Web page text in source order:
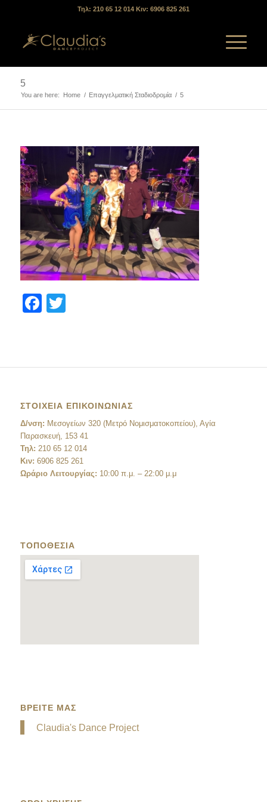
Τηλ: 210 65 12 014 Κιν: 6906 825 261
5
You are here: Home / Επαγγελματική Σταδιοδρομία / 5
Facebook
ΣΤΟΙΧΕΙΑ ΕΠΙΚΟΙΝΩΝΙΑΣ
Δ/νση: Μεσογείων 320 (Μετρό Νομισματοκοπείου), Αγία
Παρασκευή, 153 41
Τηλ: 210 65 12 014
Κιν: 6906 825 261
Ωράριο Λειτουργίας: 10:00 π.μ. – 22:00 μ.μ
ΤΟΠΟΘΕΣΙΑ
ΒΡΕΙΤΕ ΜΑΣ
Claudia's Dance Project